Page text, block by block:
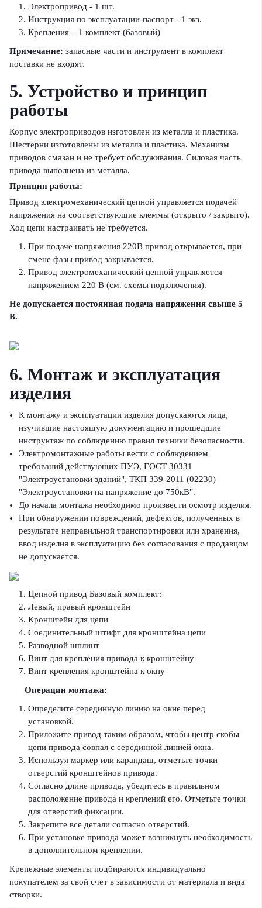
Электропривод - 1 шт.
Инструкция по эксплуатации-паспорт - 1 экз.
Крепления – 1 комплект (базовый)
Примечание: запасные части и инструмент в комплект
поставки не входят.
5. Устройство и принцип
работы
Корпус электроприводов изготовлен из металла и пластика.
Шестерни изготовлены из металла и пластика. Механизм
приводов смазан и не требует обслуживания. Силовая часть
привода выполнена из металла.
Принцип работы:
Привод электромеханический цепной управляется подачей
напряжения на соответствующие клеммы (открыто / закрыто).
Ход цепи настраивать не требуется.
При подаче напряжения 220В привод открывается, при
смене фазы привод закрывается.
Привод электромеханический цепной управляется
напряжением 220 В (см. схемы подключения).
Не допускается постоянная подача напряжения свыше 5
В.
6. Монтаж и эксплуатация
изделия
К монтажу и эксплуатации изделия допускаются лица,
изучившие настоящую документацию и прошедшие
инструктаж по соблюдению правил техники безопасности.
Электромонтажные работы вести с соблюдением
требований действующих ПУЭ, ГОСТ 30331
"Электроустановки зданий", ТКП 339-2011 (02230)
"Электроустановки на напряжение до 750кВ".
До начала монтажа необходимо произвести осмотр изделия.
При обнаружении повреждений, дефектов, полученных в
результате неправильной транспортировки или хранения,
ввод изделия в эксплуатацию без согласования с продавцом
не допускается.
Цепной привод Базовый комплект:
Левый, правый кронштейн
Кронштейн для цепи
Соединительный штифт для кронштейна цепи
Разводной шплинт
Винт для крепления привода к кронштейну
Винт крепления кронштейна к окну
Операции монтажа:
Определите серединную линию на окне перед
установкой.
Приложите привод таким образом, чтобы центр скобы
цепи привода совпал с серединной линией окна.
Используя маркер или карандаш, отметьте точки
отверстий кронштейнов привода.
Согласно длине привода, убедитесь в правильном
расположение привода и креплений его. Отметьте точки
для отверстий фиксации.
Закрепите все детали согласно отверстий.
При установке привода может возникнуть необходимость
в дополнительном креплении.
Крепежные элементы подбираются индивидуально
покупателем за свой счет в зависимости от материала и вида
створки.